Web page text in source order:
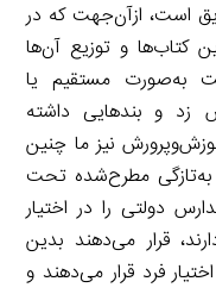
است، ازآن‌جهت که در
کتاب‌ها و توزیع آن‌ها
به‌صورت مستقیم یا
زد و بندهایی داشته
نیز ما چنین
به‌تازگی مطرح‌شده تحت
دولتی را در اختیار
قرار می‌دهند بدین
فرد قرار می‌دهند و